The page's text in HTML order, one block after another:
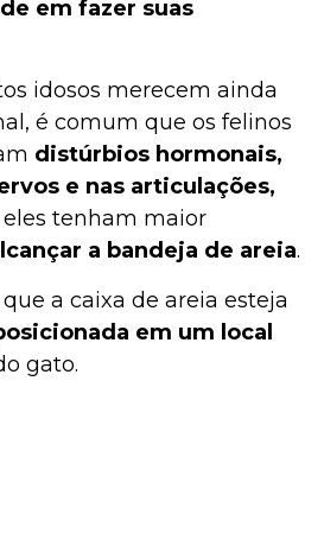
em fazer suas
idosos merecem ainda
é comum que os felinos
distúrbios hormonais,
e nas articulações,
tenham maior
a bandeja de areia.
a caixa de areia esteja
em um local
gato.